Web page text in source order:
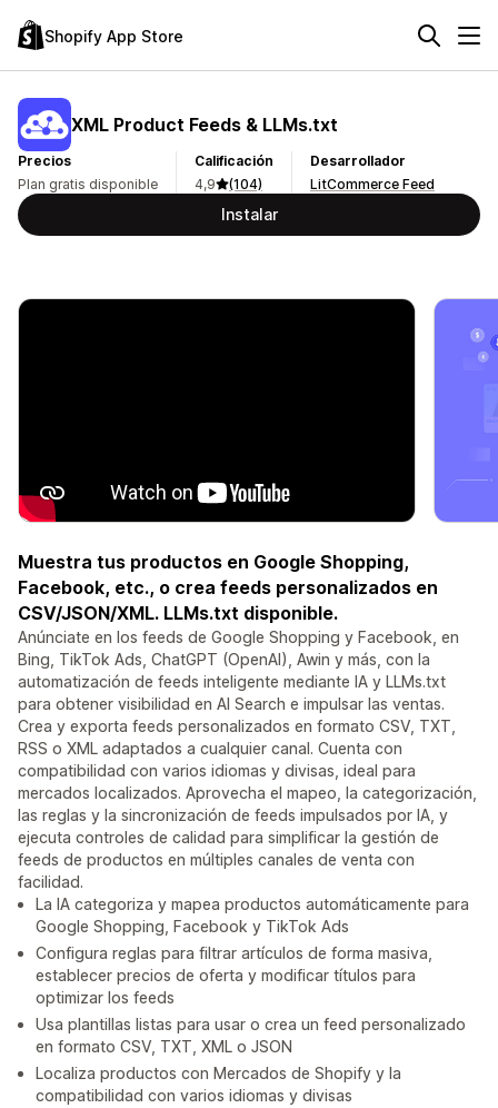
Shopify App Store
XML Product Feeds & LLMs.txt
Precios
Plan gratis disponible
Calificación
4,9
(104)
Desarrollador
LitCommerce Feed
Instalar
Muestra tus productos en Google Shopping,
Facebook, etc., o crea feeds personalizados en
CSV/JSON/XML. LLMs.txt disponible.
Anúnciate en los feeds de Google Shopping y Facebook, en
Bing, TikTok Ads, ChatGPT (OpenAI), Awin y más, con la
automatización de feeds inteligente mediante IA y LLMs.txt
para obtener visibilidad en AI Search e impulsar las ventas.
Crea y exporta feeds personalizados en formato CSV, TXT,
RSS o XML adaptados a cualquier canal. Cuenta con
compatibilidad con varios idiomas y divisas, ideal para
mercados localizados. Aprovecha el mapeo, la categorización,
las reglas y la sincronización de feeds impulsados por IA, y
ejecuta controles de calidad para simplificar la gestión de
feeds de productos en múltiples canales de venta con
facilidad.
La IA categoriza y mapea productos automáticamente para
Google Shopping, Facebook y TikTok Ads
Configura reglas para filtrar artículos de forma masiva,
establecer precios de oferta y modificar títulos para
optimizar los feeds
Usa plantillas listas para usar o crea un feed personalizado
en formato CSV, TXT, XML o JSON
Localiza productos con Mercados de Shopify y la
compatibilidad con varios idiomas y divisas